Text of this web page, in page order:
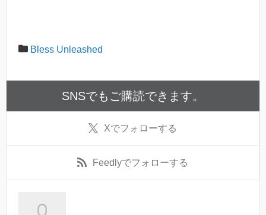
Bless Unleashed
SNSでもご購読できます。
Xでフォローする
Feedlyでフォローする